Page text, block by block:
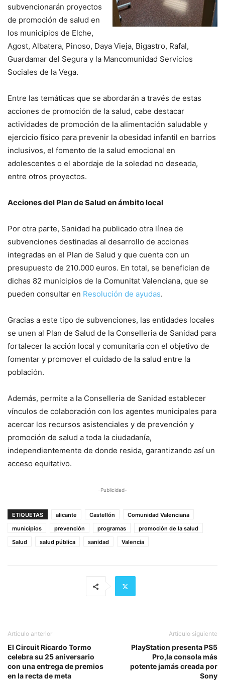
subvencionarán proyectos
de promoción de salud en
los municipios de Elche,
Agost, Albatera, Pinoso, Daya Vieja, Bigastro, Rafal,
Guardamar del Segura y la Mancomunidad Servicios
Sociales de la Vega.
Entre las temáticas que se abordarán a través de estas
acciones de promoción de la salud, cabe destacar
actividades de promoción de la alimentación saludable y
ejercicio físico para prevenir la obesidad infantil en barrios
inclusivos, el fomento de la salud emocional en
adolescentes o el abordaje de la soledad no deseada,
entre otros proyectos.
Acciones del Plan de Salud en ámbito local
Por otra parte, Sanidad ha publicado otra línea de
subvenciones destinadas al desarrollo de acciones
integradas en el Plan de Salud y que cuenta con un
presupuesto de 210.000 euros. En total, se benefician de
dichas 82 municipios de la Comunitat Valenciana, que se
pueden consultar en Resolución de ayudas.
Gracias a este tipo de subvenciones, las entidades locales
se unen al Plan de Salud de la Conselleria de Sanidad para
fortalecer la acción local y comunitaria con el objetivo de
fomentar y promover el cuidado de la salud entre la
población.
Además, permite a la Conselleria de Sanidad establecer
vínculos de colaboración con los agentes municipales para
acercar los recursos asistenciales y de prevención y
promoción de salud a toda la ciudadanía,
independientemente de donde resida, garantizando así un
acceso equitativo.
-Publicidad-
ETIQUETAS alicante Castellón
Comunidad Valenciana
municipios
prevención programas
promoción de la salud
Salud
salud pública sanidad Valencia
Artículo anterior
El Circuit Ricardo Tormo
celebra su 25 aniversario
con una entrega de premios
en la recta de meta
Artículo siguiente
PlayStation presenta PS5
Pro,la consola más
potente jamás creada por
Sony